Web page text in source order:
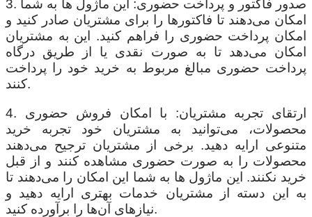
3. صدور فاکتور و پرداخت حضوری: این ماژول ها به شما
امکان می‌دهند تا فاکتورها را برای مشتریان صادر کنید و
امکان پرداخت حضوری را فراهم کنید. این به مشتریان
امکان می‌دهد تا به صورت نقدی یا از طریق درگاه
پرداخت حضوری مبالغ مربوط به خرید خود را پرداخت
کنند.
4. ارتقای تجربه مشتریان: با امکان فروش حضوری
محصولات، می‌توانید به مشتریان خود تجربه خرید
متنوعی ارایه دهید. برخی از مشتریان ترجیح می‌دهند
محصولات را به صورت حضوری مشاهده کنند و از قبل
خرید نکنند. این ماژول ها به شما این امکان را می‌دهند تا
به این دسته از مشتریان خدمات بهتری ارایه دهید و
نیازهای آن‌ها را برآورده کنید.